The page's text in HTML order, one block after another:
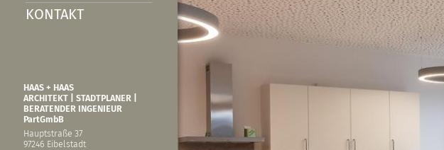
KONTAKT
HAAS + HAAS
ARCHITEKT | STADTPLANER |
BERATENDER INGENIEUR
PartGmbB
Hauptstraße 37
97246 Eibelstadt